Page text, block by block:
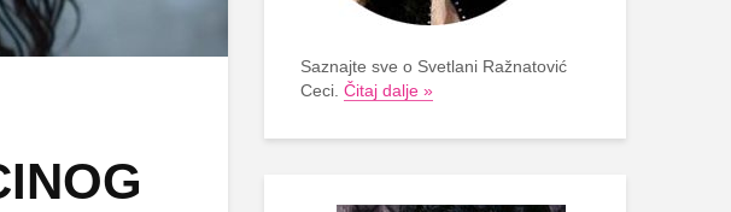
Saznajte sve o Svetlani Ražnatović
Ceci. Čitaj dalje »